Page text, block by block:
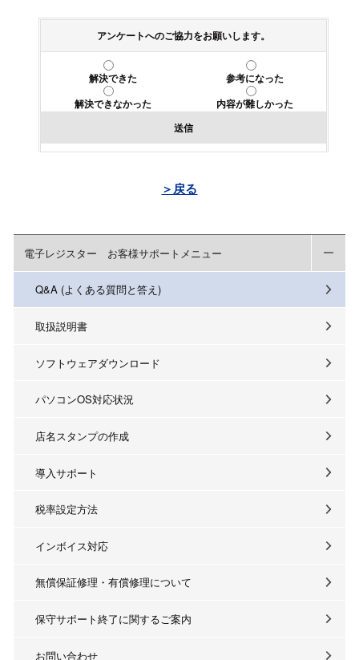
アンケートへのご協力をお願いします。
解決できた
参考になった
解決できなかった
内容が難しかった
送信
＞戻る
電子レジスター お客様サポートメニュー
Q&A (よくある質問と答え)
取扱説明書
ソフトウェアダウンロード
パソコンOS対応状況
店名スタンプの作成
導入サポート
税率設定方法
インボイス対応
無償保証修理・有償修理について
保守サポート終了に関するご案内
お問い合わせ